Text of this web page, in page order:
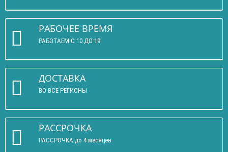
РАБОЧЕЕ ВРЕМЯ
РАБОТАЕМ С 10 ДО 19
ДОСТАВКА
ВО ВСЕ РЕГИОНЫ
РАССРОЧКА
РАССРОЧКА до 4 месяцев